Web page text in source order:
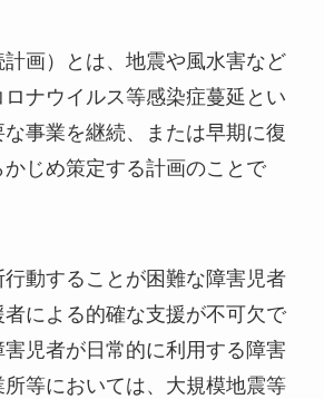
計画）とは、地震や風水害など
ナウイルス等感染症蔓延とい
事業を継続、または早期に復
かじめ策定する計画のことで
動することが困難な障害児者
による的確な支援が不可欠で
児者が日常的に利用する障害
等においては、大規模地震等